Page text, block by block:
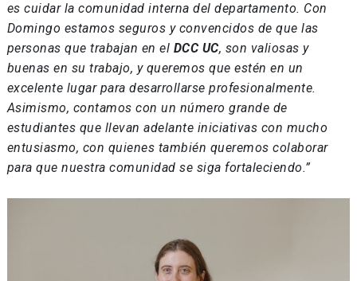
es cuidar la comunidad interna del departamento. Con
Domingo estamos seguros y convencidos de que las
personas que trabajan en el DCC UC, son valiosas y
buenas en su trabajo, y queremos que estén en un
excelente lugar para desarrollarse profesionalmente.
Asimismo, contamos con un número grande de
estudiantes que llevan adelante iniciativas con mucho
entusiasmo, con quienes también queremos colaborar
para que nuestra comunidad se siga fortaleciendo.”